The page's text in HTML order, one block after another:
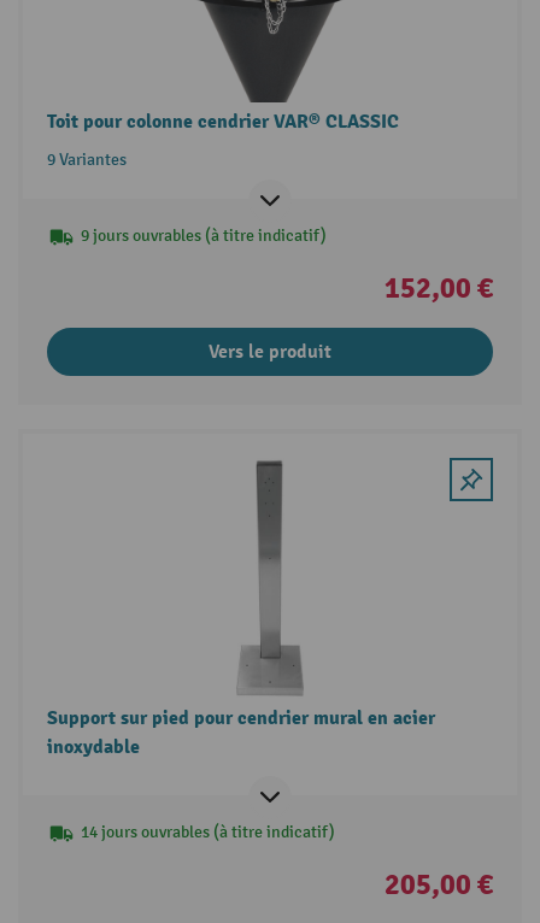
Toit pour colonne cendrier VAR® CLASSIC
9 Variantes
9 jours ouvrables (à titre indicatif)
152,00 €
Vers le produit
Support sur pied pour cendrier mural en acier
inoxydable
14 jours ouvrables (à titre indicatif)
205,00 €